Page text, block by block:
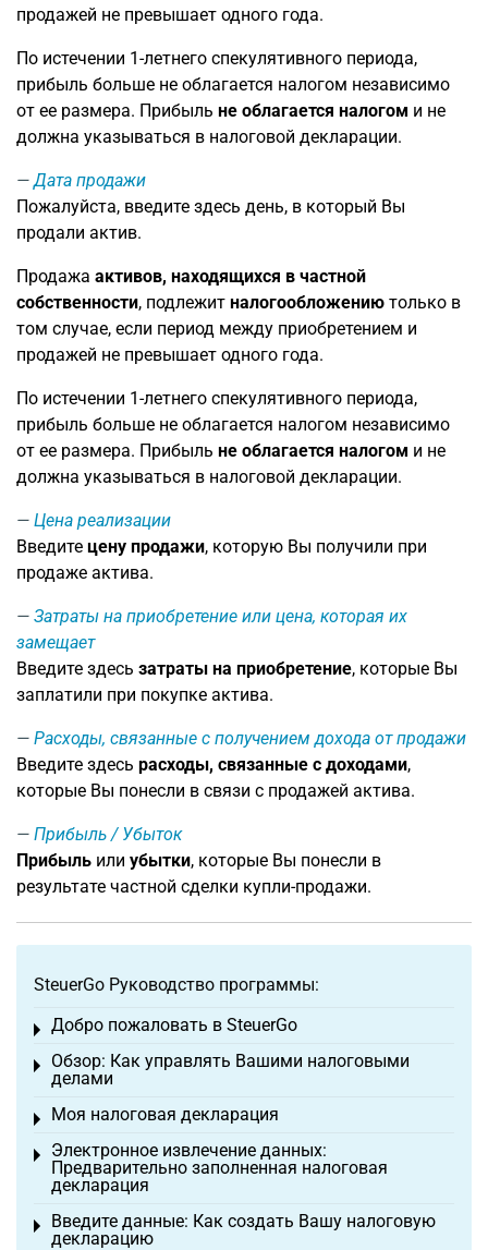
продажей не превышает одного года.
По истечении 1-летнего спекулятивного периода,
прибыль больше не облагается налогом независимо
от ее размера. Прибыль не облагается налогом и не
должна указываться в налоговой декларации.
Дата продажи
Пожалуйста, введите здесь день, в который Вы
продали актив.
Продажа активов, находящихся в частной
собственности, подлежит налогообложению только в
том случае, если период между приобретением и
продажей не превышает одного года.
По истечении 1-летнего спекулятивного периода,
прибыль больше не облагается налогом независимо
от ее размера. Прибыль не облагается налогом и не
должна указываться в налоговой декларации.
Цена реализации
Введите цену продажи, которую Вы получили при
продаже актива.
Затраты на приобретение или цена, которая их
замещает
Введите здесь затраты на приобретение, которые Вы
заплатили при покупке актива.
Расходы, связанные с получением дохода от продажи
Введите здесь расходы, связанные с доходами,
которые Вы понесли в связи с продажей актива.
Прибыль / Убыток
Прибыль или убытки, которые Вы понесли в
результате частной сделки купли-продажи.
SteuerGo Руководство программы:
Добро пожаловать в SteuerGo
Toggle menu
Обзор: Как управлять Вашими налоговыми
делами
Toggle menu
Моя налоговая декларация
Toggle menu
Электронное извлечение данных:
Предварительно заполненная налоговая
декларация
Toggle menu
Введите данные: Как создать Вашу налоговую
декларацию
Toggle menu